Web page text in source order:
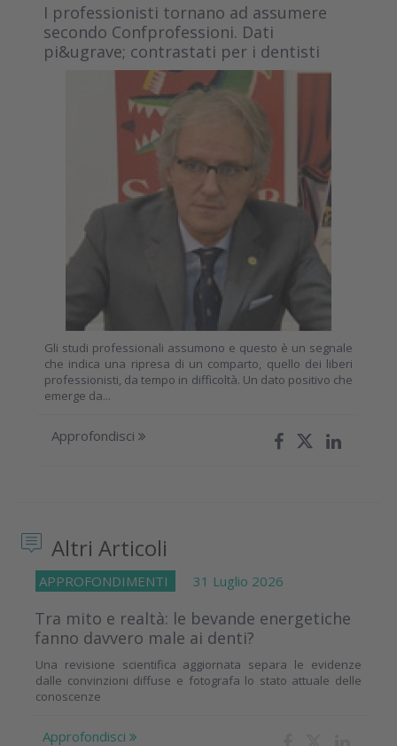
I professionisti tornano ad assumere
secondo Confprofessioni. Dati
pi&ugrave; contrastati per i dentisti
Gli studi professionali assumono e questo è un segnale
che indica una ripresa di un comparto, quello dei liberi
professionisti, da tempo in difficoltà. Un dato positivo che
emerge da...
Approfondisci
Altri Articoli
APPROFONDIMENTI 31 Luglio 2026
Tra mito e realtà: le bevande energetiche
fanno davvero male ai denti?
Una revisione scientifica aggiornata separa le evidenze
dalle convinzioni diffuse e fotografa lo stato attuale delle
conoscenze
Approfondisci